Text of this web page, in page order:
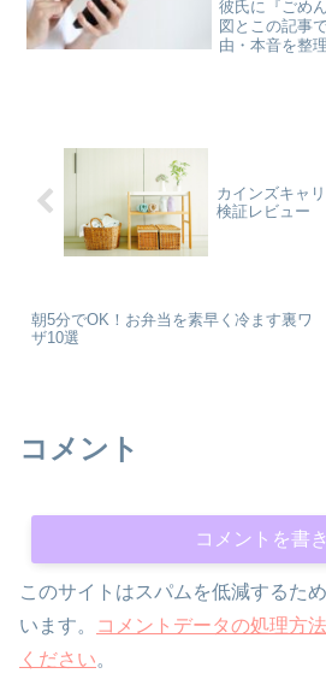
彼氏に『ごめ
図とこの記事
由・本音を整
カインズキャ
検証レビュー
朝5分でOK！お弁当を素早く冷ます裏ワ
ザ10選
コメント
コメントを書
このサイトはスパムを低減するた
います。
コメントデータの処理方
ください。